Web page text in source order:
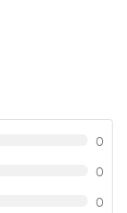
0
0
0